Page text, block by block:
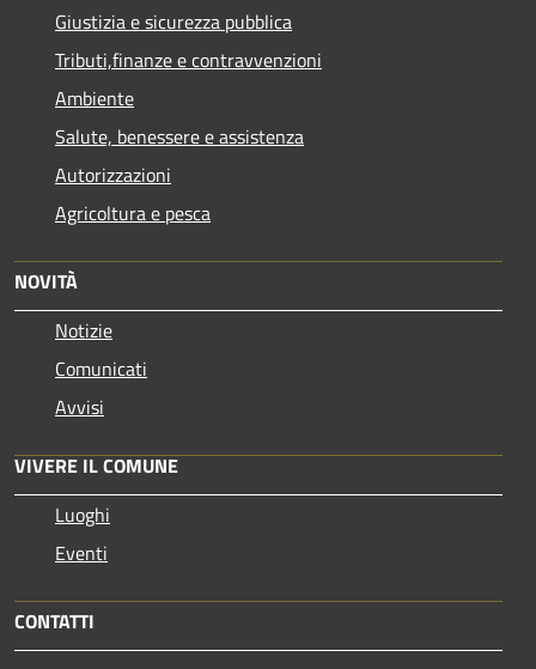
Giustizia e sicurezza pubblica
Tributi,finanze e contravvenzioni
Ambiente
Salute, benessere e assistenza
Autorizzazioni
Agricoltura e pesca
NOVITÀ
Notizie
Comunicati
Avvisi
VIVERE IL COMUNE
Luoghi
Eventi
CONTATTI